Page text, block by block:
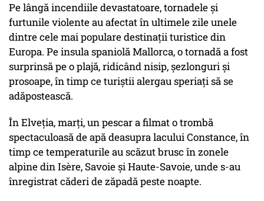
Pe lângă incendiile devastatoare, tornadele și
furtunile violente au afectat în ultimele zile unele
dintre cele mai populare destinații turistice din
Europa. Pe insula spaniolă Mallorca, o tornadă a fost
surprinsă pe o plajă, ridicând nisip, șezlonguri și
prosoape, în timp ce turiștii alergau speriați să se
adăpostească.
În Elveția, marți, un pescar a filmat o trombă
spectaculoasă de apă deasupra lacului Constance, în
timp ce temperaturile au scăzut brusc în zonele
alpine din Isère, Savoie și Haute-Savoie, unde s-au
înregistrat căderi de zăpadă peste noapte.